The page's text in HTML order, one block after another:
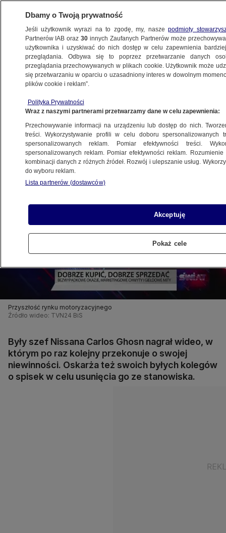
BIZNES
ZE ŚWIATA
w plecy, to spisek
10.04.2019, 08:51
Udostępnij
Przyszłość rynku motoryzacyjnego
Źródło wideo: TVN24 BiS
Były szef Nissana Carlos Ghosn nagrał wideo, w
którym po raz kolejny przekonuje o swojej
niewinności. Oskarża też swoich byłych kolegów
o spisek w celu usunięcia go ze stanowiska.
Dbamy o Twoją prywatność
Jeśli użytkownik wyrazi na to zgodę, my, naszepodmioty
Partnerów IAB oraz30 innych Zaufanych Partnerów może
użytkownika i uzyskiwać do nich dostęp w celu zapewnienia
przeglądania. Odbywa się to poprzez przetwarzanie danych
przeglądania przechowywanych w plikach cookie. Użytkownik może
się przetwarzaniu w oparciu o uzasadniony interes w dowolnym
plików cookie i reklam”.
Polityka Prywatności
Wraz z naszymi partnerami przetwarzamy dane w celu zapewnienia:
Przechowywanie informacji na urządzeniu lub dostęp do nich.
treści. Wykorzystywanie profili w celu doboru spersonalizowanych
spersonalizowanych reklam. Pomiar efektywności treści.
spersonalizowanych reklam. Pomiar efektywności reklam.
kombinacji danych z różnych źródeł. Rozwój i ulepszanie usług.
do wyboru reklam.
Lista partnerów (dostawców)
Akceptuję
Pokaż cele